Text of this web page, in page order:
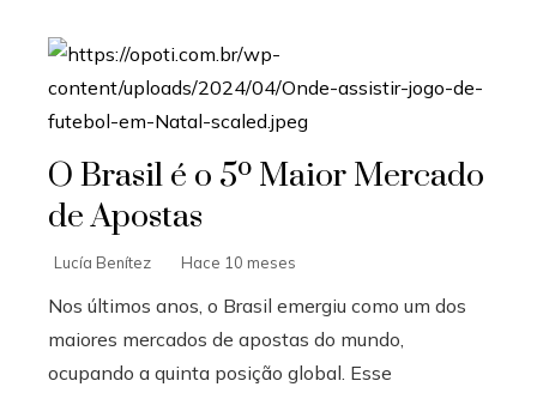
O Brasil é o 5º Maior Mercado
de Apostas
Lucía Benítez Hace 10 meses
Nos últimos anos, o Brasil emergiu como um dos
maiores mercados de apostas do mundo,
ocupando a quinta posição global. Esse